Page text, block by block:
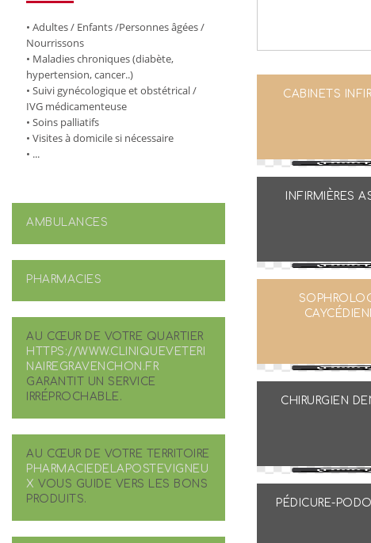
• Adultes / Enfants /Personnes âgées /
Nourrissons
• Maladies chroniques (diabète,
hypertension, cancer..)
• Suivi gynécologique et obstétrical /
IVG médicamenteuse
• Soins palliatifs
• Visites à domicile si nécessaire
• ...
AMBULANCES
PHARMACIES
AU CŒUR DE VOTRE QUARTIER
HTTPS://WWW.CLINIQUEVETERI
NAIREGRAVENCHON.FR
GARANTIT UN SERVICE
IRRÉPROCHABLE.
AU CŒUR DE VOTRE TERRITOIRE
PHARMACIEDELAPOSTEVIGNEU
X VOUS GUIDE VERS LES BONS
PRODUITS.
CABINETS
INFIRMIÈRES
CHIRURGIEN
PÉDICURE-